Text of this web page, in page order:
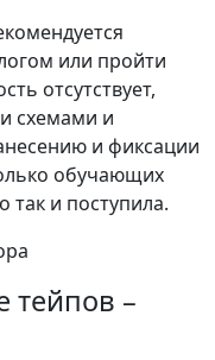
или пройти
отсутствует,
схемами и
и фиксации
обучающих
так и поступила.
тейпов –